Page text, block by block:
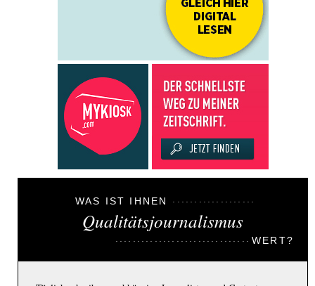
WAS IST IHNEN
Qualitätsjournalismus
WERT?